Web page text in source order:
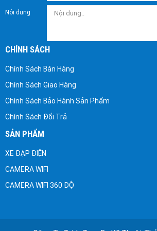
Nội dung
CHÍNH SÁCH
Chính Sách Bán Hàng
Chính Sách Giao Hàng
Chính Sách Bảo Hành Sản Phẩm
Chính Sách Đổi Trả
SẢN PHẨM
XE ĐẠP ĐIỆN
CAMERA WIFI
CAMERA WIFI 360 ĐỘ